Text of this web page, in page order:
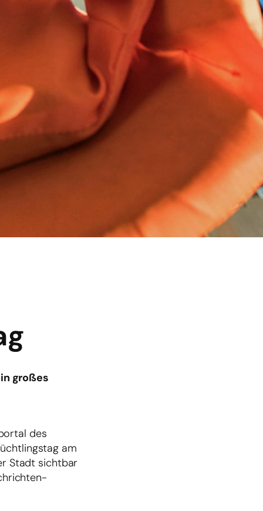
großes
des
am
Stadt sichtbar